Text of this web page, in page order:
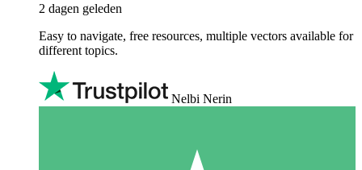
2 dagen geleden
Easy to navigate, free resources, multiple vectors available for
different topics.
Nelbi Nerin